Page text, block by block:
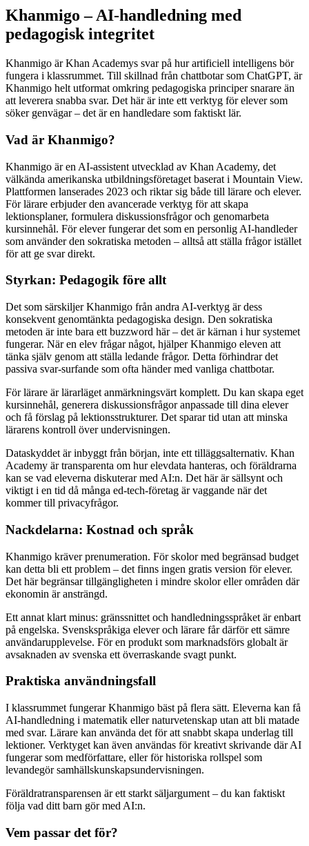
Khanmigo – AI-handledning med
pedagogisk integritet
Khanmigo är Khan Academys svar på hur artificiell intelligens bör
fungera i klassrummet. Till skillnad från chattbotar som ChatGPT, är
Khanmigo helt utformat omkring pedagogiska principer snarare än
att leverera snabba svar. Det här är inte ett verktyg för elever som
söker genvägar – det är en handledare som faktiskt lär.
Vad är Khanmigo?
Khanmigo är en AI-assistent utvecklad av Khan Academy, det
välkända amerikanska utbildningsföretaget baserat i Mountain View.
Plattformen lanserades 2023 och riktar sig både till lärare och elever.
För lärare erbjuder den avancerade verktyg för att skapa
lektionsplaner, formulera diskussionsfrågor och genomarbeta
kursinnehål. För elever fungerar det som en personlig AI-handleder
som använder den sokratiska metoden – alltså att ställa frågor istället
för att ge svar direkt.
Styrkan: Pedagogik före allt
Det som särskiljer Khanmigo från andra AI-verktyg är dess
konsekvent genomtänkta pedagogiska design. Den sokratiska
metoden är inte bara ett buzzword här – det är kärnan i hur systemet
fungerar. När en elev frågar något, hjälper Khanmigo eleven att
tänka själv genom att ställa ledande frågor. Detta förhindrar det
passiva svar-surfande som ofta händer med vanliga chattbotar.
För lärare är lärarläget anmärkningsvärt komplett. Du kan skapa eget
kursinnehål, generera diskussionsfrågor anpassade till dina elever
och få förslag på lektionsstrukturer. Det sparar tid utan att minska
lärarens kontroll över undervisningen.
Dataskyddet är inbyggt från början, inte ett tilläggsalternativ. Khan
Academy är transparenta om hur elevdata hanteras, och föräldrarna
kan se vad eleverna diskuterar med AI:n. Det här är sällsynt och
viktigt i en tid då många ed-tech-företag är vaggande när det
kommer till privacyfrågor.
Nackdelarna: Kostnad och språk
Khanmigo kräver prenumeration. För skolor med begränsad budget
kan detta bli ett problem – det finns ingen gratis version för elever.
Det här begränsar tillgängligheten i mindre skolor eller områden där
ekonomin är ansträngd.
Ett annat klart minus: gränssnittet och handledningsspråket är enbart
på engelska. Svenskspråkiga elever och lärare får därför ett sämre
användarupplevelse. För en produkt som marknadsförs globalt är
avsaknaden av svenska ett överraskande svagt punkt.
Praktiska användningsfall
I klassrummet fungerar Khanmigo bäst på flera sätt. Eleverna kan få
AI-handledning i matematik eller naturvetenskap utan att bli matade
med svar. Lärare kan använda det för att snabbt skapa underlag till
lektioner. Verktyget kan även användas för kreativt skrivande där AI
fungerar som medförfattare, eller för historiska rollspel som
levandegör samhällskunskapsundervisningen.
Föräldratransparensen är ett starkt säljargument – du kan faktiskt
följa vad ditt barn gör med AI:n.
Vem passar det för?